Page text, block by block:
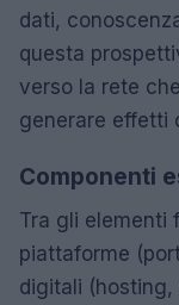
dati,
questa
verso la rete
generare effetti
Componenti
Tra gli elementi
piattaforme
digitali